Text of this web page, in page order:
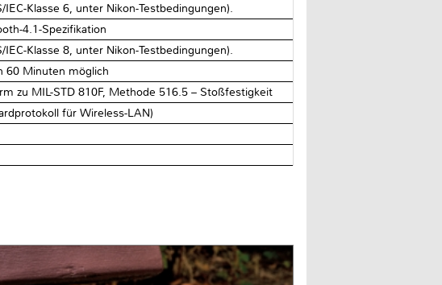
Klasse 6, unter Nikon-Testbedingungen).
4.1-Spezifikation
Klasse 8, unter Nikon-Testbedingungen).
60 Minuten möglich
zu MIL-STD 810F, Methode 516.5 – Stoßfestigkeit
für Wireless-LAN)